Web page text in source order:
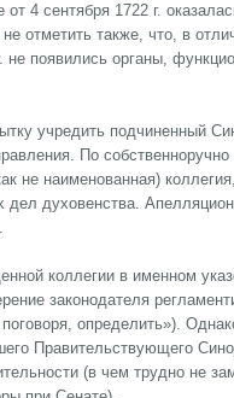
4 сентября 1722 г.
отметить также, что, в
появились органы,
учредить подчиненный
По
не наименованная)
дел духовенства.
коллегии в именном
законодателя
определить»).
Правительствующего
(в чем трудно не